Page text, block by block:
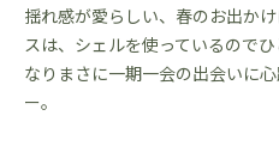
揺れ感が愛らしい、春のお出か
スは、シェルを使っているので
なりまさに一期一会の出会いに
ー。